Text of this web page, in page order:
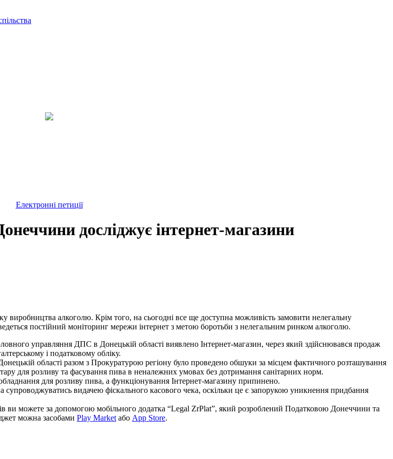
Електронні петиції
досліджує інтернет-магазини
виробництва алкоголю. Крім того, на сьогодні все ще доступна можливість замовити нелегальну
постійний моніторинг мережи інтернет з метою боротьби з нелегальним ринком алкоголю.
управляння ДПС в Донецькій області виявлено Інтернет-магазин, через який здійснювався продаж
і податковому обліку.
області разом з Прокуратурою регіону було проведено обшуки за місцем фактичного розташування
для розливу та фасування пива в неналежних умовах без дотримання санітарних норм.
для розливу пива, а функціонування Інтернет-магазину припинено.
видачею фіскального касового чека, оскільки це є запорукою уникнення придбання
ви можете за допомогою мобільного додатка “Legal ZrPlat”, який розроблений Податковою Донеччини та
можна засобами Play Market або App Store.